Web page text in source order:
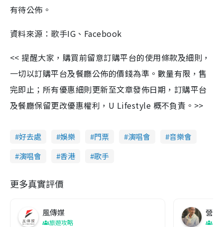
有待公佈。
資料來源：歌手IG、Facebook
<< 提醒大家，購買前留意訂購平台的使用條款及細則，
一切以訂購平台及餐廳公佈的價錢為準。數量有限，售
完即止；所有優惠細則更新至文章發佈日期，訂購平台
及餐廳保留更改優惠權利，U Lifestyle 概不負責。>>
好去處 娛樂 門票 演唱會
音樂會
演唱會
香港 歌手
更多真實評價
風傳媒
旅遊攻略
營養